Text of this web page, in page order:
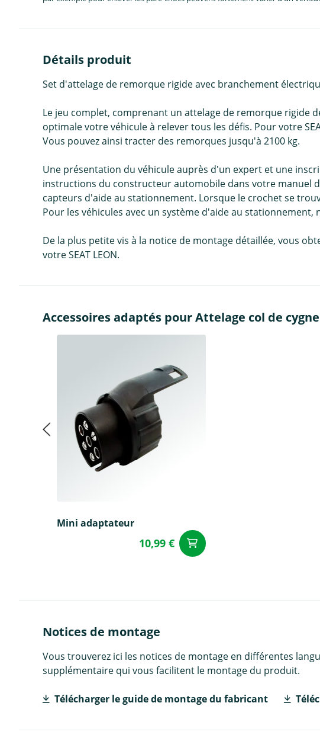
Détails produit
Set d'attelage de remorque rigide avec branchement
Le jeu complet, comprenant un attelage de remorque rigide
optimale votre véhicule à relever tous les défis. Pour votre
Vous pouvez ainsi tracter des remorques jusqu'à 2100 kg.
Une présentation du véhicule auprès d'un expert et une
instructions du constructeur automobile dans votre manuel
capteurs d'aide au stationnement. Lorsque le crochet se
Pour les véhicules avec un système d'aide au
De la plus petite vis à la notice de montage détaillée, vous
votre SEAT LEON.
Accessoires adaptés pour Attelage col de
Mini adaptateur
10,99 €
Notices de montage
Vous trouverez ici les notices de montage en différentes
supplémentaire qui vous facilitent le montage du produit.
Télécharger le guide de montage du fabricant